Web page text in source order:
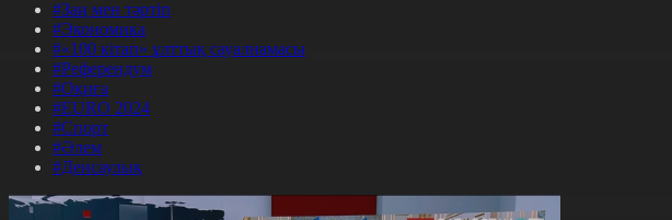
#Заң мен тәртіп
#Экономика
#«100 кітап» ұлттық сауалнамасы
#Референдум
#Оқиға
#EURO 2024
#Спорт
#Әлем
#Денсаулық